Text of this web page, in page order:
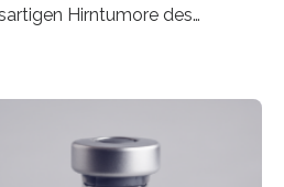
Hirntumore des
Methoden geheilt
zielgerichtete Therapien, die
angreifen und normales